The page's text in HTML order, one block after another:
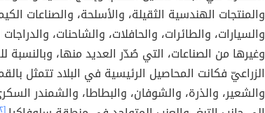
والمنتجات الهندسية الثقيلة، والأسلحة، والصناعات
والسيارات، والطائرات، والحافلات، والشاحنات، والدراجات
وغيرها من الصناعات، التي صُدّر العديد منها، وبالنسبة
الزراعيّ فكانت المحاصيل الرئيسية في البلاد تتمثل
والشعير، والذرة، والشوفان، والبطاطا، والشمندر
[٢]